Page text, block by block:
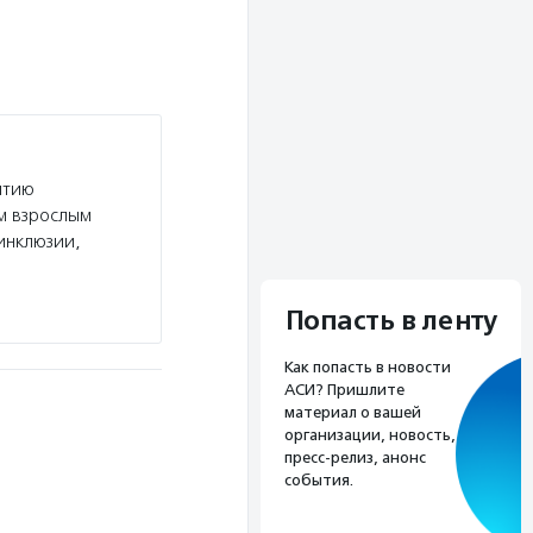
взрослым
Попасть в ленту
Как попасть в новости
АСИ? Пришлите
материал о вашей
организации, новость,
пресс-релиз, анонс
события.